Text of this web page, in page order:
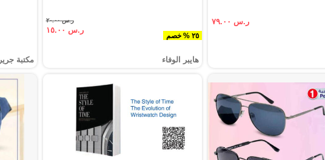
ر.س ٧٩.٠٠
٢٥ % خصم
ر.س ٢٠.٠٠
ر.س ١٥.٠٠
هايبر الوفاء مكتبة جرير